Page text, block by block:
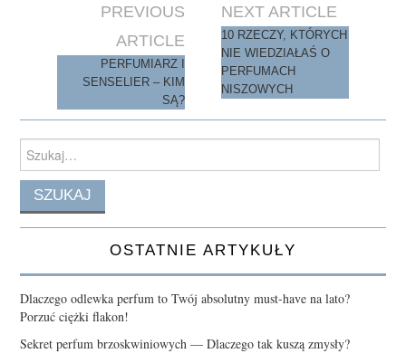
navigation
PREVIOUS
ARTICLE
PERFUMIARZ I
SENSELIER – KIM
SĄ?
NEXT ARTICLE
10 RZECZY, KTÓRYCH
NIE WIEDZIAŁAŚ O
PERFUMACH
NISZOWYCH
Search
for:
OSTATNIE ARTYKUŁY
Dlaczego odlewka perfum to Twój absolutny must-have na lato?
Porzuć ciężki flakon!
Sekret perfum brzoskwiniowych — Dlaczego tak kuszą zmysły?